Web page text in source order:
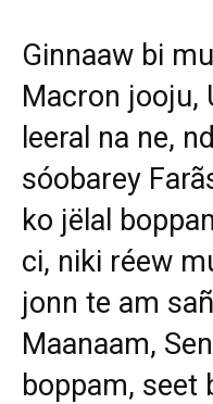
Ginnaaw bi
Macron jooju,
leeral na ne,
sóobarey
ko jëlal
ci, niki réew
jonn te am
Maanaam,
boppam, seet